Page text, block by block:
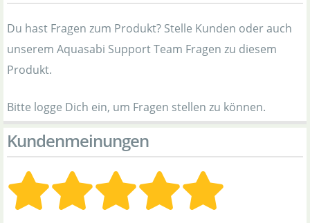
Du hast Fragen zum Produkt? Stelle Kunden oder auch
unserem Aquasabi Support Team Fragen zu diesem
Produkt.
Bitte logge Dich ein, um Fragen stellen zu können.
Kundenmeinungen